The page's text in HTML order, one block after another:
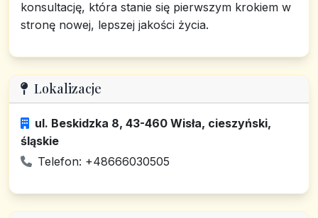
konsultację, która stanie się pierwszym krokiem w
stronę nowej, lepszej jakości życia.
Lokalizacje
ul. Beskidzka 8, 43-460 Wisła, cieszyński,
śląskie
Telefon: +48666030505